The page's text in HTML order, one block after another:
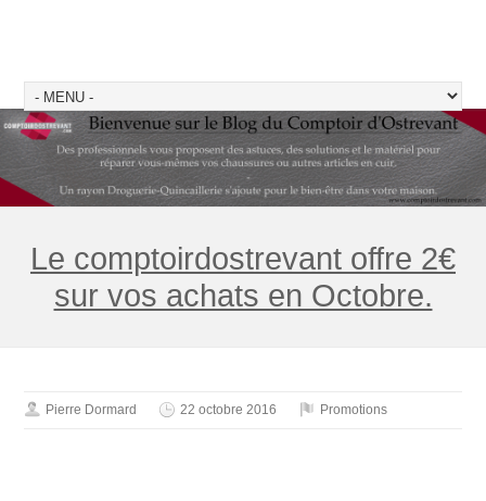
Le comptoirdostrevant offre 2€
sur vos achats en Octobre.
Pierre Dormard 22 octobre 2016 Promotions